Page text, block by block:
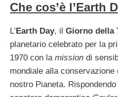
Che cos’è l’Earth
L’ Earth Day, il Giorno della
planetario celebrato per la
1970 con la mission di
mondiale alla conservazione
nostro Pianeta. Rispondendo